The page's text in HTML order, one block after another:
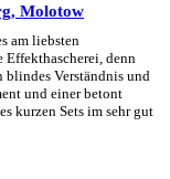
Molotow
am liebsten
denn
Verständnis und
und einer betont
kurzen Sets im sehr gut